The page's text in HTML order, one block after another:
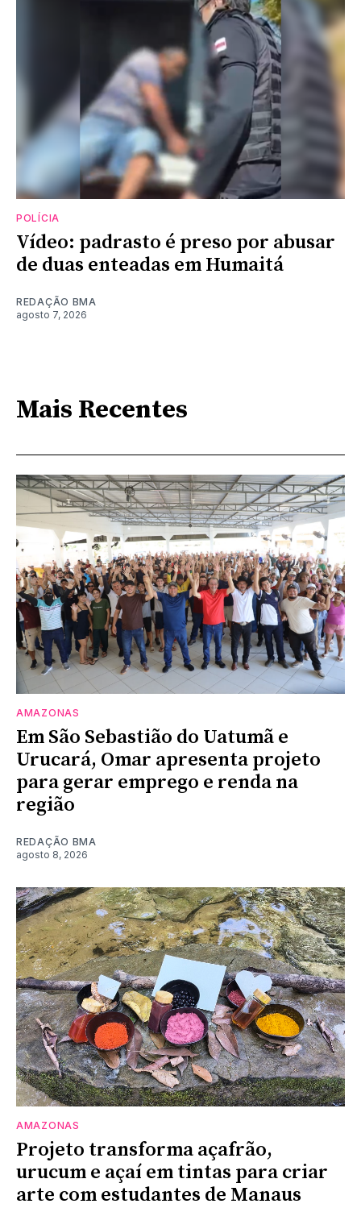
POLÍCIA
Vídeo: padrasto é preso por abusar
de duas enteadas em Humaitá
REDAÇÃO BMA
agosto 7, 2026
Mais Recentes
AMAZONAS
Em São Sebastião do Uatumã e
Urucará, Omar apresenta projeto
para gerar emprego e renda na
região
REDAÇÃO BMA
agosto 8, 2026
AMAZONAS
Projeto transforma açafrão,
urucum e açaí em tintas para criar
arte com estudantes de Manaus